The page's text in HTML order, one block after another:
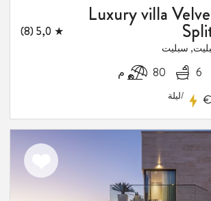
Luxury villa
★ 5,0 (8)
سبليت
6 80 م
/ليلة
المفضلة